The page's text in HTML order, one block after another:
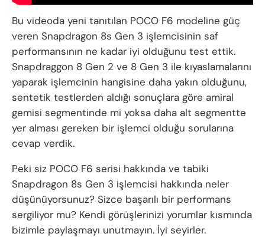
Bu videoda yeni tanıtılan POCO F6 modeline güç
veren Snapdragon 8s Gen 3 işlemcisinin saf
performansının ne kadar iyi olduğunu test ettik.
Snapdraggon 8 Gen 2 ve 8 Gen 3 ile kıyaslamalarını
yaparak işlemcinin hangisine daha yakın olduğunu,
sentetik testlerden aldığı sonuçlara göre amiral
gemisi segmentinde mi yoksa daha alt segmentte
yer alması gereken bir işlemci olduğu sorularına
cevap verdik.
Peki siz POCO F6 serisi hakkında ve tabiki
Snapdragon 8s Gen 3 işlemcisi hakkında neler
düşünüyorsunuz? Sizce başarılı bir performans
sergiliyor mu? Kendi görüşlerinizi yorumlar kısmında
bizimle paylaşmayı unutmayın. İyi seyirler.